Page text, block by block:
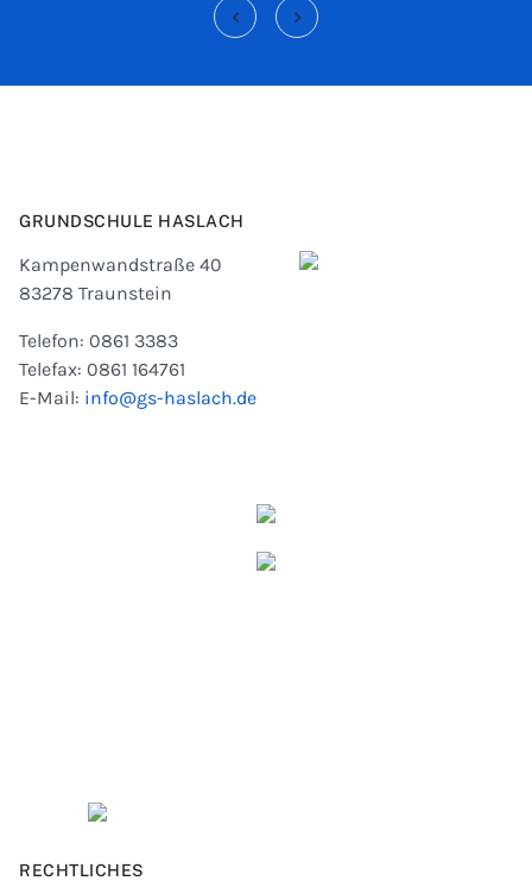
‹ ›
GRUNDSCHULE HASLACH
Kampenwandstraße 40
83278 Traunstein
Telefon: 0861 3383
Telefax: 0861 164761
E-Mail: info@gs-haslach.de
RECHTLICHES